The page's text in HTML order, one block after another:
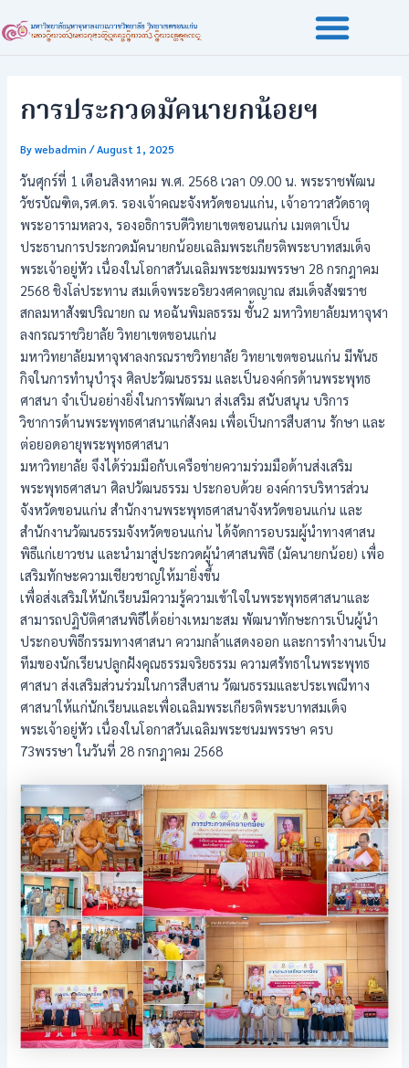
to
content
การประกวดมัคนายกน้อยฯ
Bywebadmin/August 1, 2025
วันศุกร์ที่ 1 เดือนสิงหาคม พ.ศ. 2568 เวลา 09.00 น. พระราชพัฒน
วัชรบัณฑิต,รศ.ดร. รองเจ้าคณะจังหวัดขอนแก่น, เจ้าอาวาสวัดธาตุ
พระอารามหลวง, รองอธิการบดีวิทยาเขตขอนแก่น เมตตาเป็น
ประธานการประกวดมัคนายกน้อยเฉลิมพระเกียรติพระบาทสมเด็จ
พระเจ้าอยู่หัว เนื่องในโอกาสวันเฉลิมพระชมมพรรษา 28 กรกฎาคม
2568 ชิงโล่ประทาน สมเด็จพระอริยวงศคาตญาณ สมเด็จสังฆราช
สกลมหาสังฆปริณายก ณ หอฉันพิมลธรรม ชั้น2 มหาวิทยาลัยมหาจุฬา
ลงกรณราชวิยาลัย วิทยาเขตขอนแก่น
มหาวิทยาลัยมหาจุฬาลงกรณราชวิทยาลัย วิทยาเขตขอนแก่น มีพันธ
กิจในการทำนุบำรุง ศิลปะวัฒนธรรม และเป็นองค์กรด้านพระพุทธ
ศาสนา จำเป็นอย่างยิ่งในการพัฒนา ส่งเสริม สนับสนุน บริการ
วิชาการด้านพระพุทธศาสนาแก่สังคม เพื่อเป็นการสืบสาน รักษา และ
ต่อยอดอายุพระพุทธศาสนา
มหาวิทยาลัย จึงได้ร่วมมือกับเครือข่ายความร่วมมือด้านส่งเสริม
พระพุทธศาสนา ศิลปวัฒนธรรม ประกอบด้วย องค์การบริหารส่วน
จังหวัดขอนแก่น สำนักงานพระพุทธศาสนาจังหวัดขอนแก่น และ
สำนักงานวัฒนธรรมจังหวัดขอนแก่น ได้จัดการอบรมผู้นำทางศาสน
พิธีแก่เยาวชน และนำมาสู่ประกวดผู้นำศาสนพิธี (มัคนายกน้อย) เพื่อ
เสริมทักษะความเชียวชาญให้มายิ่งขึ้น
เพื่อส่งเสริมให้นักเรียนมีความรู้ความเข้าใจในพระพุทธศาสนาและ
สามารถปฏิบัติศาสนพิธีได้อย่างเหมาะสม พัฒนาทักษะการเป็นผู้นำ
ประกอบพิธีกรรมทางศาสนา ความกล้าแสดงออก และการทำงานเป็น
ทีมของนักเรียนปลูกฝังคุณธรรมจริยธรรม ความศรัทธาในพระพุทธ
ศาสนา ส่งเสริมส่วนร่วมในการสืบสาน วัฒนธรรมและประเพณีทาง
ศาสนาให้แก่นักเรียนและเพื่อเฉลิมพระเกียรติพระบาทสมเด็จ
พระเจ้าอยู่หัว เนื่องในโอกาสวันเฉลิมพระชนมพรรษา ครบ
73พรรษา ในวันที่ 28 กรกฎาคม 2568
navigation